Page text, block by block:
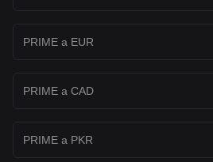
PRIME a EUR
PRIME a CAD
PRIME a PKR